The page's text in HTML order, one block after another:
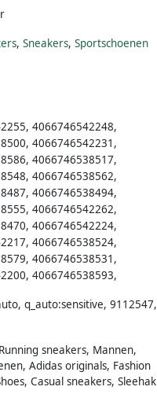
, Sneakers, Sportschoenen
, 4066746542248,
, 4066746542231 ,
, 4066746538517,
, 4066746538562,
, 4066746538494,
, 4066746542262,
, 4066746542224,
, 4066746538524,
, 4066746538531 ,
, 4066746538593,
, q_auto:sensitive, 9112547,
sneakers, Mannen,
Adidas originals, Fashion
Casual sneakers, Sleehak